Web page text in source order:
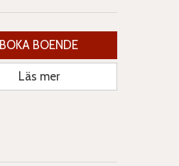
BOKA BOENDE
Läs mer